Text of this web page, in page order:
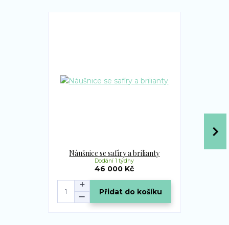
Náušnice se safíry a brilianty
46 000 Kč
Dodání 1 týdny
Přidat do košíku